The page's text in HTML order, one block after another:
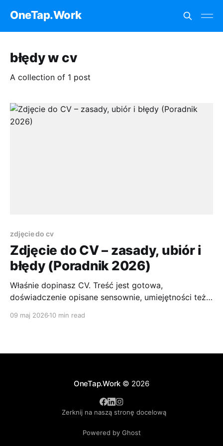
OneTap.Work
błędy w cv
A collection of 1 post
zdjęcie do cv
Zdjęcie do CV – zasady, ubiór i
błędy (Poradnik 2026)
Właśnie dopinasz CV. Treść jest gotowa,
doświadczenie opisane sensownie, umiejętności też. I
mnóstwo kandydatów na starcie. Czy dodawać
09 maj 2026 10 min read
OneTap.Work © 2026
Zerknij na naszą stronę docelową
Powered by Ghost